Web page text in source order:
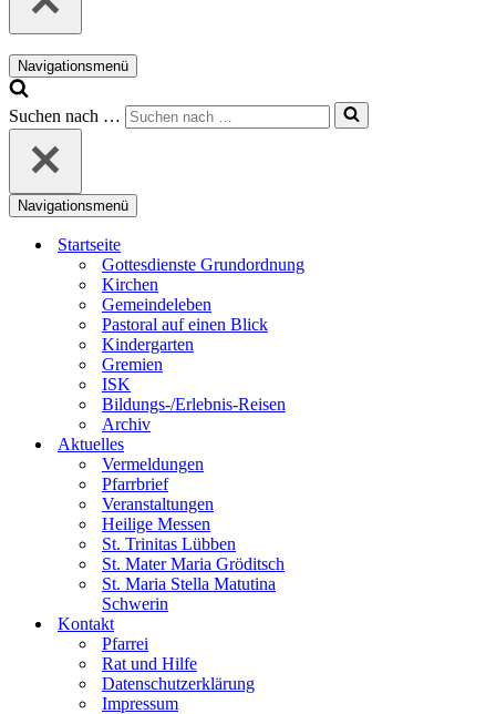
Navigationsmenü
Suchen nach …
Navigationsmenü
Startseite
Gottesdienste Grundordnung
Kirchen
Gemeindeleben
Pastoral auf einen Blick
Kindergarten
Gremien
ISK
Bildungs-/Erlebnis-Reisen
Archiv
Aktuelles
Vermeldungen
Pfarrbrief
Veranstaltungen
Heilige Messen
St. Trinitas Lübben
St. Mater Maria Gröditsch
St. Maria Stella Matutina
Schwerin
Kontakt
Pfarrei
Rat und Hilfe
Datenschutzerklärung
Impressum